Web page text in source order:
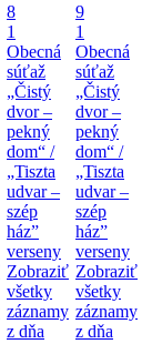
8
1
Obecná
súťaž
„Čistý
dvor –
pekný
dom“ /
„Tiszta
udvar –
szép
ház”
verseny
Zobraziť
všetky
záznamy
z dňa
9
1
Obecná
súťaž
„Čistý
dvor –
pekný
dom“ /
„Tiszta
udvar –
szép
ház”
verseny
Zobraziť
všetky
záznamy
z dňa